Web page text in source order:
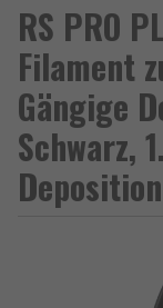
RS PRO
Filament
Gängige
Schwarz,
Deposition